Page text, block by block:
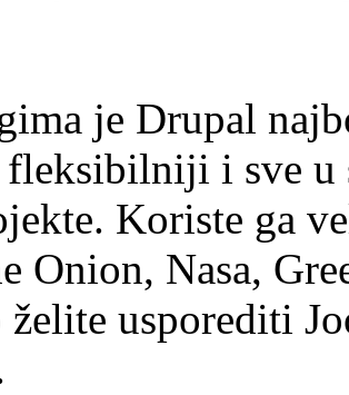
je Drupal
fleksibilniji i sve
Koriste ga
Onion, Nasa,
usporediti